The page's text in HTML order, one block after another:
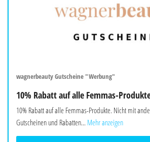
wagnerbeauty Gutscheine "Werbung"
10% Rabatt auf alle Femmas-
10% Rabatt auf alle Femmas-Produkte. Nicht mit
Gutscheinen und Rabatten... Mehr anzeigen